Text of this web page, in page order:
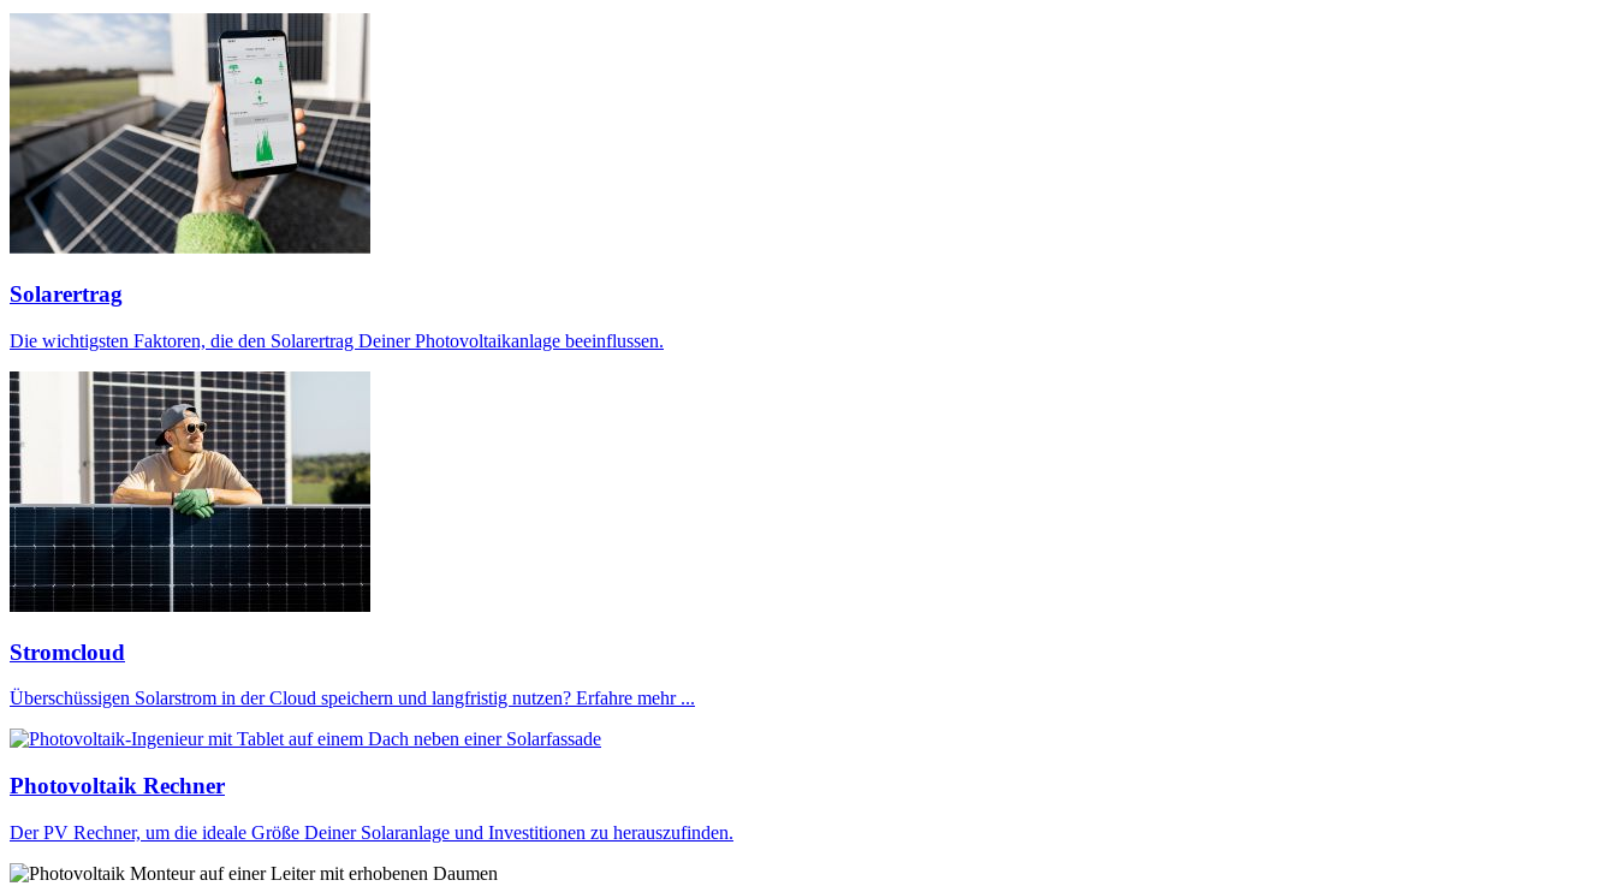
Solarertrag
Die wichtigsten Faktoren, die den Solarertrag Deiner Photovoltaikanlage beeinflussen.
Stromcloud
Überschüssigen Solarstrom in der Cloud speichern und langfristig nutzen? Erfahre mehr ...
Photovoltaik Rechner
Der PV Rechner, um die ideale Größe Deiner Solaranlage und Investitionen zu herauszufinden.